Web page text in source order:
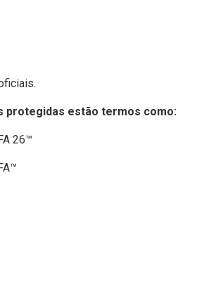
protegidas estão termos como:
26™